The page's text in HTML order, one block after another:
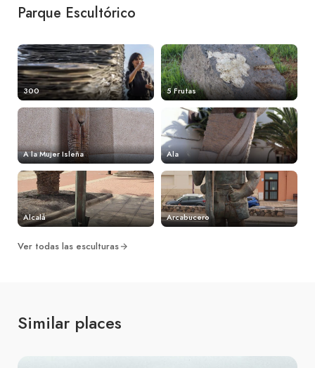
Parque Escultórico
300 5 Frutas
A la Mujer Isleña Ala
Alcalá Arcabucero
Ver todas las esculturas
Similar places